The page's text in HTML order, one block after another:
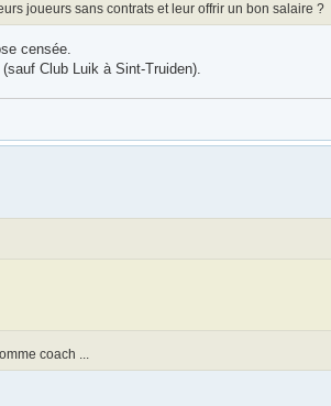
joueurs sans contrats et leur offrir un bon salaire ?
censée.
Club Luik à Sint-Truiden).
coach ...